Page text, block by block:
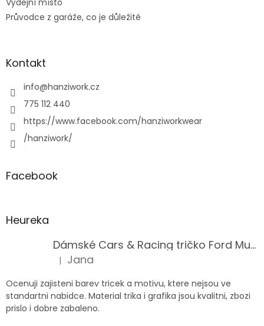
Průvodce z garáže, co je důležité
Kontakt
info@hanziwork.cz
775 112 440
https://www.facebook.com/hanziworkwear
/hanziwork/
Facebook
Heureka
Dámské Cars & Racing tričko Ford Mustang 5. generace
Hodnocení produktu je 5 z 5 hvězdiček.
| Jana
Ocenuji zajisteni barev tricek a motivu, ktere nejsou ve
standartni nabidce. Material trika i grafika jsou kvalitni, zbozi
prislo i dobre zabaleno.